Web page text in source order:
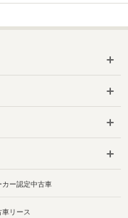
カー認定中古車
車リース